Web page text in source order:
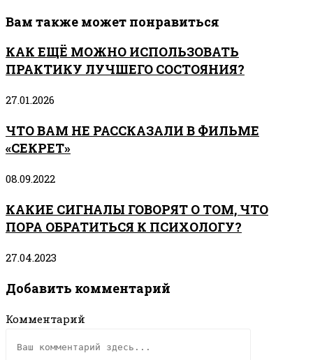
Вам также может понравиться
КАК ЕЩЁ МОЖНО ИСПОЛЬЗОВАТЬ
ПРАКТИКУ ЛУЧШЕГО СОСТОЯНИЯ?
27.01.2026
ЧТО ВАМ НЕ РАССКАЗАЛИ В ФИЛЬМЕ
«СЕКРЕТ»
08.09.2022
КАКИЕ СИГНАЛЫ ГОВОРЯТ О ТОМ, ЧТО
ПОРА ОБРАТИТЬСЯ К ПСИХОЛОГУ?
27.04.2023
Добавить комментарий
Комментарий